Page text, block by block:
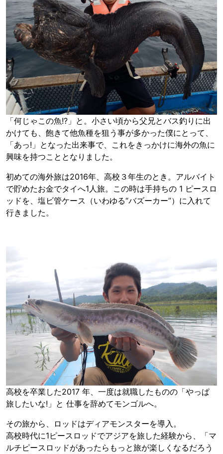
「何じゃこの魚!?」と。小さい頃から父兄とバス釣りに出
かけても、飽きて他魚種を狙う事が多かった僕にとって、
「あっ!」となった出来事で、これをきっかけに海外の魚に
興味を持つこととなりました。
初めての海外旅は2016年、高校３年生のとき。アルバイト
で貯めたお金でタイへ1人旅。この時は手持ちの 1 ピースロ
ッドを、塩ビ管ケース（いわゆる“バズーカー”）に入れて
行きました。
高校を卒業した2017 年、一度は就職したものの「やっぱ
旅したいな!」と 仕事を辞めてモンゴルへ。
その旅から、ロッドはディアモンスターを導入。
高校時代に1ピースロッドでアジアを旅した経験から、「マ
ルチピースロッドがあったらもっと旅が楽しくなるだろう